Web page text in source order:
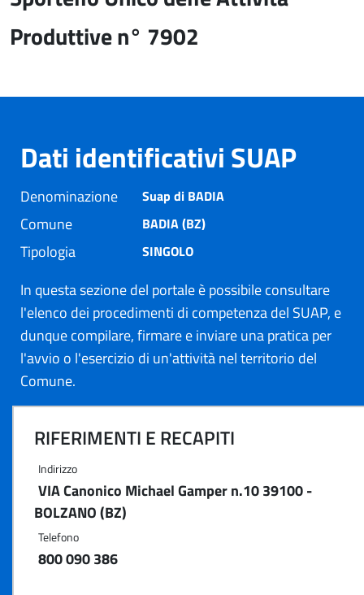
Produttive n° 7902
Dati identificativi SUAP
Denominazione Suap di BADIA
Comune BADIA (BZ)
Tipologia SINGOLO
In questa sezione del portale è possibile consultare
l'elenco dei procedimenti di competenza del SUAP, e
dunque compilare, firmare e inviare una pratica per
l'avvio o l'esercizio di un'attività nel territorio del
Comune.
RIFERIMENTI E RECAPITI
Indirizzo
VIA Canonico Michael Gamper n.10 39100 -
BOLZANO (BZ)
Telefono
800 090 386